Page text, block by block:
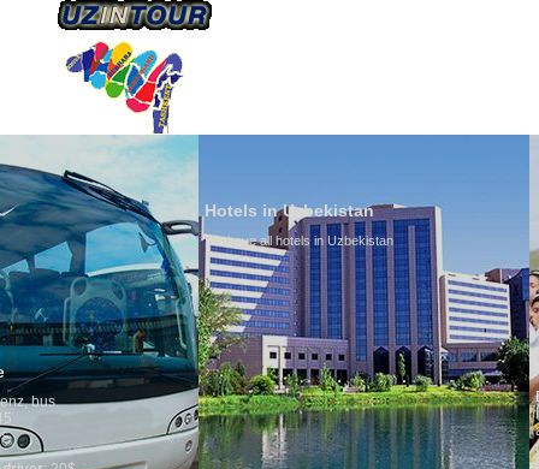
Hotels in Uzbekistan
We have all hotels in Uzbekistan
Culture of Uzbekistan
By nature Uzbeks prefer a
is why migration and
any influence on
general, the level of the
growth is very high. In the